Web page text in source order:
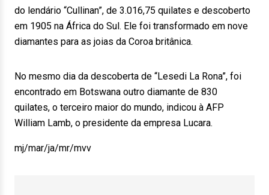
do lendário “Cullinan”, de 3.016,75 quilates e descoberto
em 1905 na África do Sul. Ele foi transformado em nove
diamantes para as joias da Coroa britânica.
No mesmo dia da descoberta de “Lesedi La Rona”, foi
encontrado em Botswana outro diamante de 830
quilates, o terceiro maior do mundo, indicou à AFP
William Lamb, o presidente da empresa Lucara.
mj/mar/ja/mr/mvv